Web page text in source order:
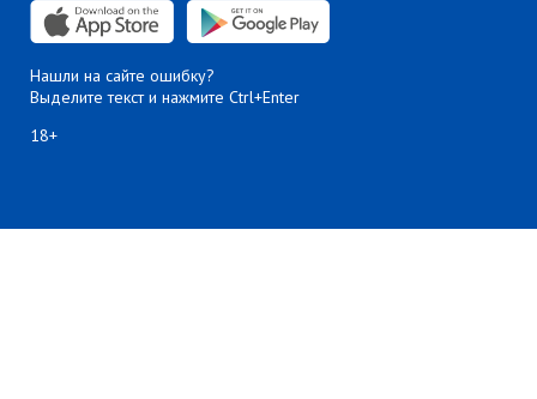
Нашли на сайте ошибку?
Выделите текст и нажмите Ctrl+Enter
18+